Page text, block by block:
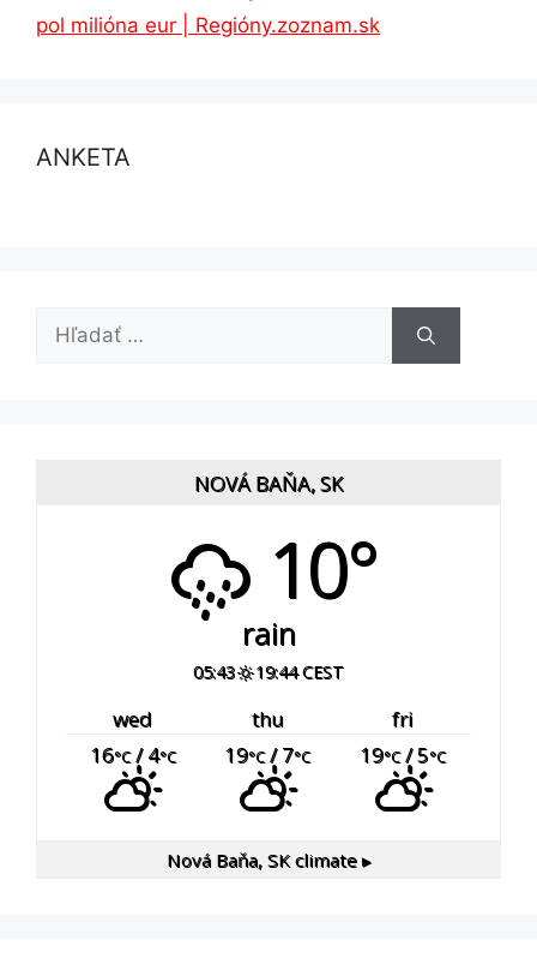
pol milióna eur | Regióny.zoznam.sk
ANKETA
Hľadať:
NOVÁ BAŇA, SK
10°
rain
05:43 19:44 CEST
wed thu
fri
16°C/ 4°C 19°C/ 7°C 19°C/ 5°C
Nová Baňa, SKclimate ▸